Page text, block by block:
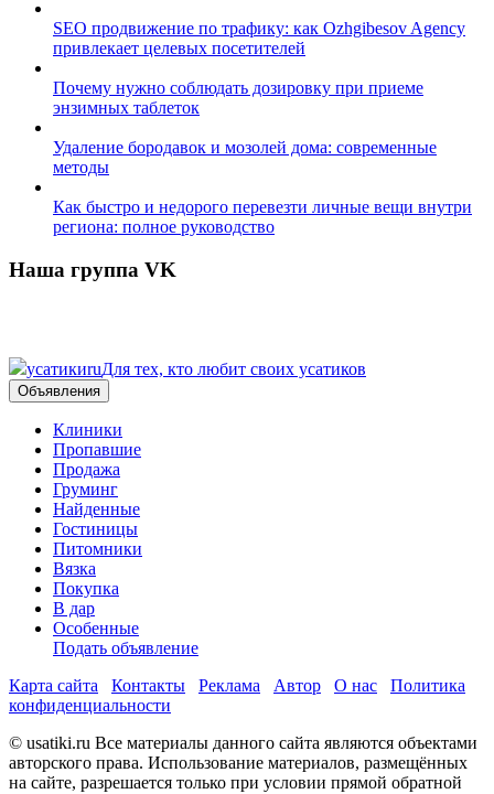
SEO продвижение по трафику: как Ozhgibesov Agency
привлекает целевых посетителей
Почему нужно соблюдать дозировку при приеме
энзимных таблеток
Удаление бородавок и мозолей дома: современные
методы
Как быстро и недорого перевезти личные вещи внутри
региона: полное руководство
Наша группа VK
усатикиruДля тех, кто любит своих усатиков
Объявления
Клиники
Пропавшие
Продажа
Груминг
Найденные
Гостиницы
Питомники
Вязка
Покупка
В дар
Особенные
Подать объявление
Карта сайта
Контакты Реклама Автор О нас
Политика
конфиденциальности
© usatiki.ru Все материалы данного сайта являются объектами
авторского права. Использование материалов, размещённых
на сайте, разрешается только при условии прямой обратной